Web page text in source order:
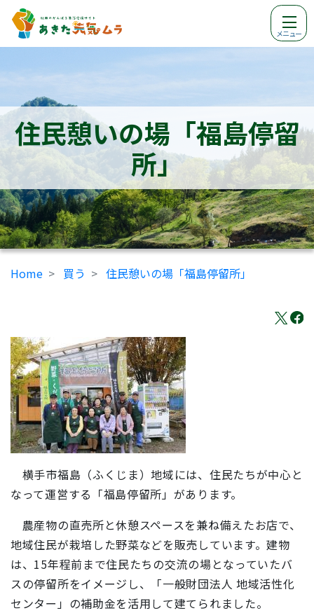
メニュー
住民憩いの場「福島停留
所」
Home 買う 住民憩いの場「福島停留所」
横手市福島（ふくじま）地域には、住民たちが中心と
なって運営する「福島停留所」があります。
農産物の直売所と休憩スペースを兼ね備えたお店で、
地域住民が栽培した野菜などを販売しています。建物
は、15年程前まで住民たちの交流の場となっていたバ
スの停留所をイメージし、「一般財団法人 地域活性化
センター」の補助金を活用して建てられました。